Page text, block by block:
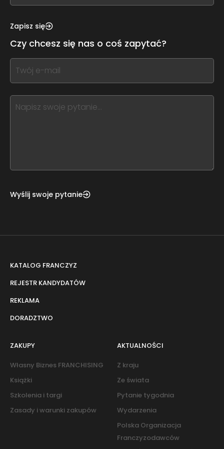
this,
this
form
field
blank
Zapisz się
Czy chcesz się nas o coś zapytać?
If
you
this,
leave
Wyślij swoje pytanie
KATALOG FRANCZYZ
REJESTR KANDYDATÓW
REKLAMA
DORADZTWO
ZAKUPY
Własny Biznes FRANCHISING
Książki
Szkolenia i targi
Zasady i warunki zakupów
AKTUALNOŚCI
Z kraju
Ze świata
Pytanie tygodnia
Wydarzenia
Polska Organizacja
Franczyzodawców